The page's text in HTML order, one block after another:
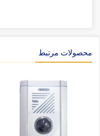
محصولات مرتبط